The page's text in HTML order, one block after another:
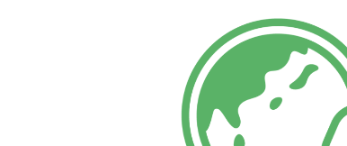
取，而酵素也者，我國在農業社會的醃菜便是
之尋常輔助食品，卻今日因工商都市生活反而
養素之不足而產生的毛病。這種毛病如便秘、
不全所致），再如代謝不良、肥胖、膽固醇高
素的最偉大作用是分解食物與合成我們身體需
人最引以為煩惱的是體內裝了太多處